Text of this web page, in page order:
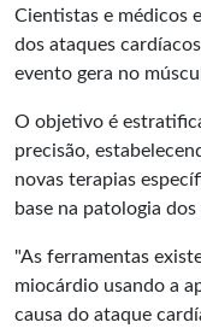
Cientistas e médicos
dos ataques cardíacos
evento gera no
O objetivo é
precisão,
novas terapias
base na patologia
"As ferramentas
miocárdio usando a
causa do ataque